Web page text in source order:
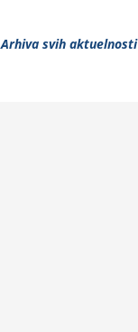
Arhiva svih aktuelnosti